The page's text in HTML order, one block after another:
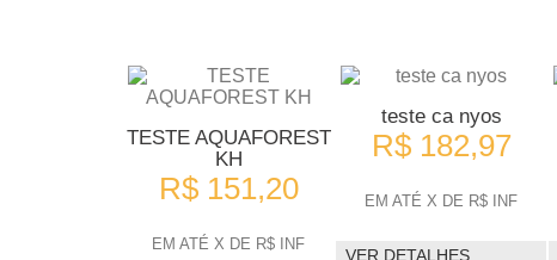
TESTE AQUAFOREST
KH
R$ 151,20
EM ATÉ X DE R$ INF
teste ca nyos
R$ 182,97
EM ATÉ X DE R$ INF
VER DETALHES